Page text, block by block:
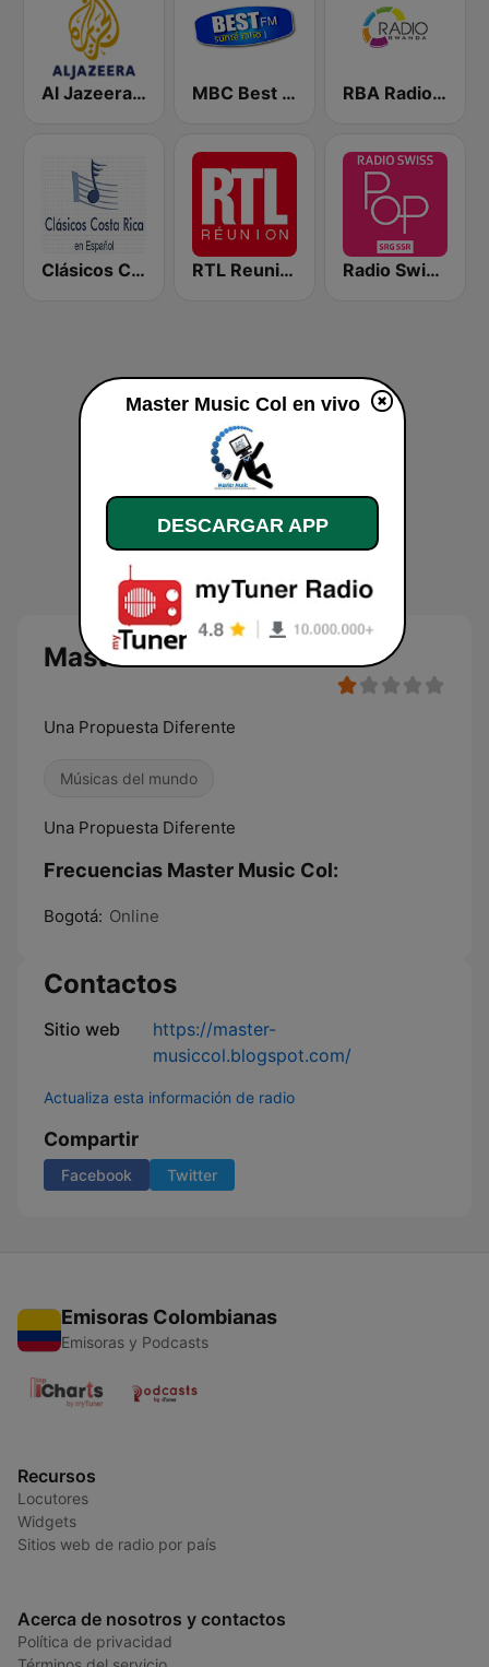
Al Jazeera Arabic (قناة الجزيرة) MBC Best FM RBA Radio Rwanda
Clásicos Costa Rica Español RTL Reunion Radio Swiss Pop
Master Music Col en vivo
Una Propuesta Diferente
Músicas del mundo
Una Propuesta Diferente
Frecuencias Master Music Col:
Bogotá: Online
Contactos
Sitio web
https://master-
musiccol.blogspot.com/
Actualiza esta información de radio
Compartir
Facebook Twitter
Emisoras Colombianas
Emisoras y Podcasts
Recursos
Locutores
Widgets
Sitios web de radio por país
Acerca de nosotros y contactos
Política de privacidad
Master Music Col en vivo
DESCARGAR APP